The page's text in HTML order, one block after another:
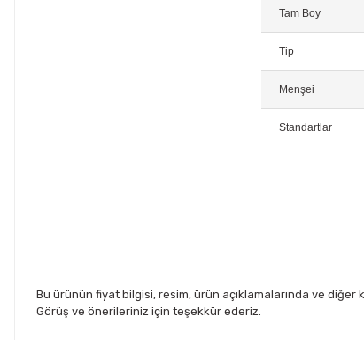
Tam Boy
Tip
Menşei
Standartlar
Bu ürünün fiyat bilgisi, resim, ürün açıklamalarında ve
Görüş ve önerileriniz için teşekkür ederiz.